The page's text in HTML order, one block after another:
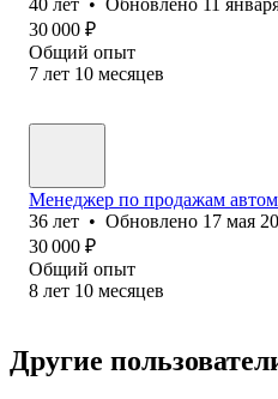
30 000 ₽
Общий опыт
7 лет 10 месяцев
Менеджер по продажам
36 лет • Обновлено 17 мая
30 000 ₽
Общий опыт
8 лет 10 месяцев
Другие